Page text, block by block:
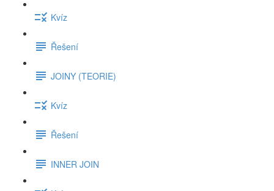
Kvíz
Řešení
JOINY (TEORIE)
Kvíz
Řešení
INNER JOIN